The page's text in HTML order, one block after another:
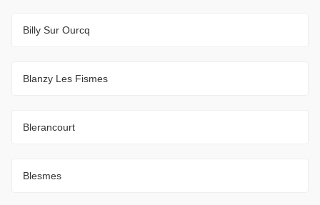
Billy Sur Ourcq
Blanzy Les Fismes
Blerancourt
Blesmes